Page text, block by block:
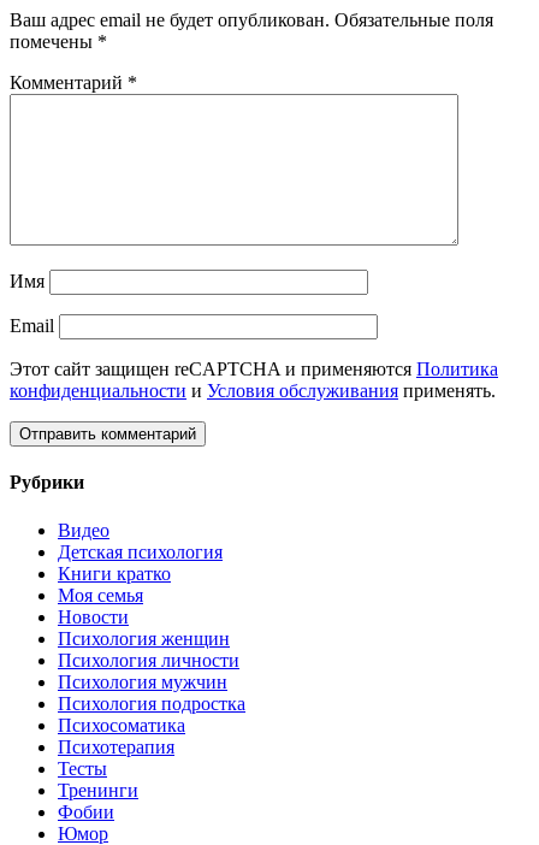
Ваш адрес email не будет опубликован. Обязательные поля
помечены *
Комментарий *
Имя
Email
Этот сайт защищен reCAPTCHA и применяются Политика
конфиденциальности и Условия обслуживания применять.
Рубрики
Видео
Детская психология
Книги кратко
Моя семья
Новости
Психология женщин
Психология личности
Психология мужчин
Психология подростка
Психосоматика
Психотерапия
Тесты
Тренинги
Фобии
Юмор